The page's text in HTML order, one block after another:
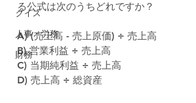
クイズ
人事・労務
財務
る公式は次のうちどれですか？
A) (売上高 - 売上原価) ÷ 売上高
B) 営業利益 ÷ 売上高
C) 当期純利益 ÷ 売上高
D) 売上高 ÷ 総資産